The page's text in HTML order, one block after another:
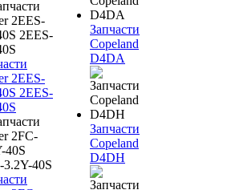
2EES-
2EES-
Запчасти
Copeland
D4DA
Запчасти
Copeland
D4DH